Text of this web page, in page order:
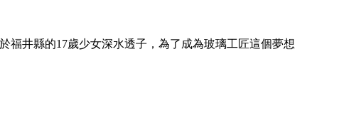
福井縣的17歲少女深水透子，為了成為玻璃工匠這個夢想